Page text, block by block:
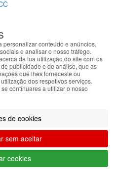
personalizar conteúdo e anúncios,
e analisar o nosso tráfego.
da tua utilização do site com os
publicidade e de análise, que as
que lhes forneceste ou
dos respetivos serviços.
continuares a utilizar o nosso
de cookies
sem aceitar
cookies